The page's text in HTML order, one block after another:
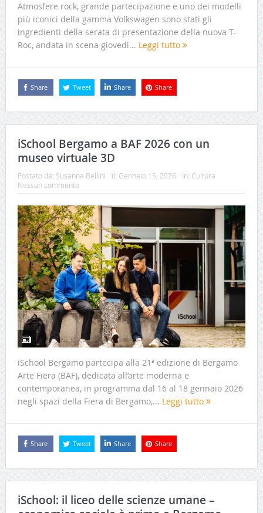
Atmosfere rock, grande partecipazione e uno dei modelli
più iconici della gamma Volkswagen sono stati gli
ingredienti della serata di presentazione della nuova T-
Roc, andata in scena giovedì... Leggi tutto
Share Tweet Share Share
iSchool Bergamo a BAF 2026 con un
museo virtuale 3D
Postato da: Susanna Bellini il: Gennaio 15, 2026 In: Cultura
Nessun commento
iSchool Bergamo partecipa alla 21ª edizione di Bergamo
Arte Fiera (BAF), dedicata all’arte moderna e
contemporanea, in programma dal 16 al 18 gennaio 2026
negli spazi della Fiera di Bergamo,... Leggi tutto
Share Tweet Share Share
iSchool: il liceo delle scienze umane –